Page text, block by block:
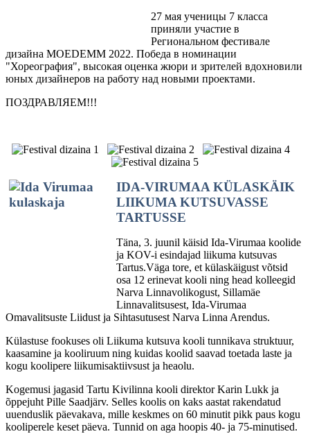
27 мая ученицы 7 класса
приняли участие в
Региональном фестивале
дизайна MOEDEMM 2022. Победа в номинации
"Хореография", высокая оценка жюри и зрителей вдохновили
юных дизайнеров на работу над новыми проектами.
ПОЗДРАВЛЯЕМ!!!
IDA-VIRUMAA KÜLASKÄIK
LIIKUMA KUTSUVASSE
TARTUSSE
Täna, 3. juunil käisid Ida-Virumaa koolide
ja KOV-i esindajad liikuma kutsuvas
Tartus.Väga tore, et külaskäigust võtsid
osa 12 erinevat kooli ning head kolleegid
Narva Linnavolikogust, Sillamäe
Linnavalitsusest, Ida-Virumaa
Omavalitsuste Liidust ja Sihtasutusest Narva Linna Arendus.
Külastuse fookuses oli Liikuma kutsuva kooli tunnikava struktuur,
kaasamine ja kooliruum ning kuidas koolid saavad toetada laste ja
kogu koolipere liikumisaktiivsust ja heaolu.
Kogemusi jagasid Tartu Kivilinna kooli direktor Karin Lukk ja
õppejuht Pille Saadjärv. Selles koolis on kaks aastat rakendatud
uuenduslik päevakava, mille keskmes on 60 minutit pikk paus kogu
kooliperele keset päeva. Tunnid on aga hoopis 40- ja 75-minutised.